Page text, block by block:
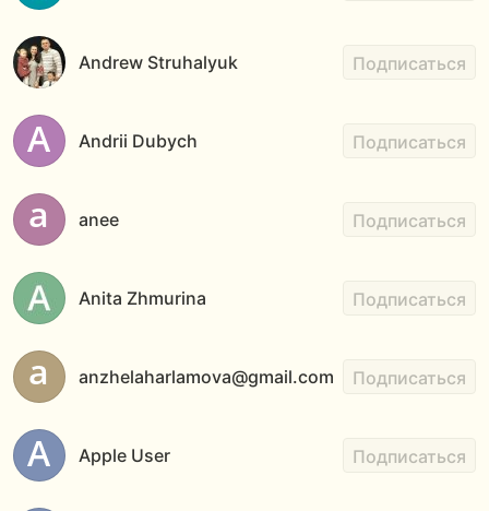
Andrew Struhalyuk Подписаться
Andrii Dubych Подписаться
anee Подписаться
Anita Zhmurina Подписаться
anzhelaharlamova@gmail.com Подписаться
Apple User Подписаться